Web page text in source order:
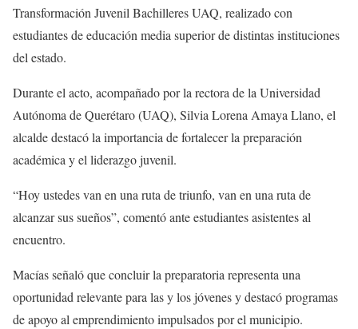
Transformación Juvenil Bachilleres UAQ, realizado con
estudiantes de educación media superior de distintas instituciones
del estado.
Durante el acto, acompañado por la rectora de la Universidad
Autónoma de Querétaro (UAQ), Silvia Lorena Amaya Llano, el
alcalde destacó la importancia de fortalecer la preparación
académica y el liderazgo juvenil.
“Hoy ustedes van en una ruta de triunfo, van en una ruta de
alcanzar sus sueños”, comentó ante estudiantes asistentes al
encuentro.
Macías señaló que concluir la preparatoria representa una
oportunidad relevante para las y los jóvenes y destacó programas
de apoyo al emprendimiento impulsados por el municipio.